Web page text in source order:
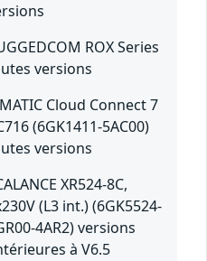
ROX Series
versions
Cloud Connect 7
(6GK1411-5AC00)
versions
XR524-8C,
(L3 int.) (6GK5524-
4AR2) versions
à V6.5